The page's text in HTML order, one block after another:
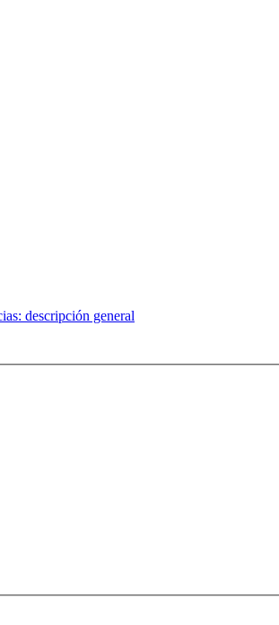
descripción general